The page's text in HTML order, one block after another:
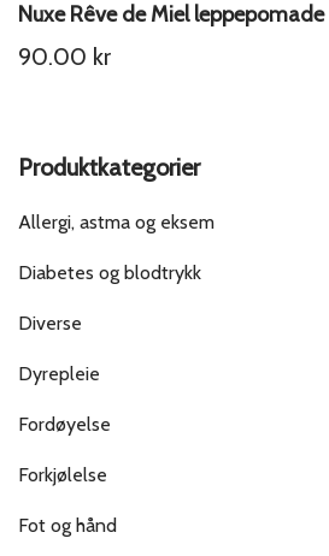
Nuxe Rêve de Miel leppepomade
90.00 kr
Produktkategorier
Allergi, astma og eksem
Diabetes og blodtrykk
Diverse
Dyrepleie
Fordøyelse
Forkjølelse
Fot og hånd